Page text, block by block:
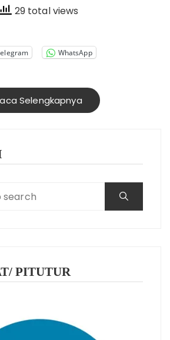
29 total views
WhatsApp
Selengkapnya
PITUTUR